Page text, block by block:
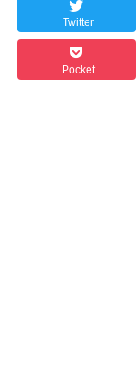
Twitter
Pocket